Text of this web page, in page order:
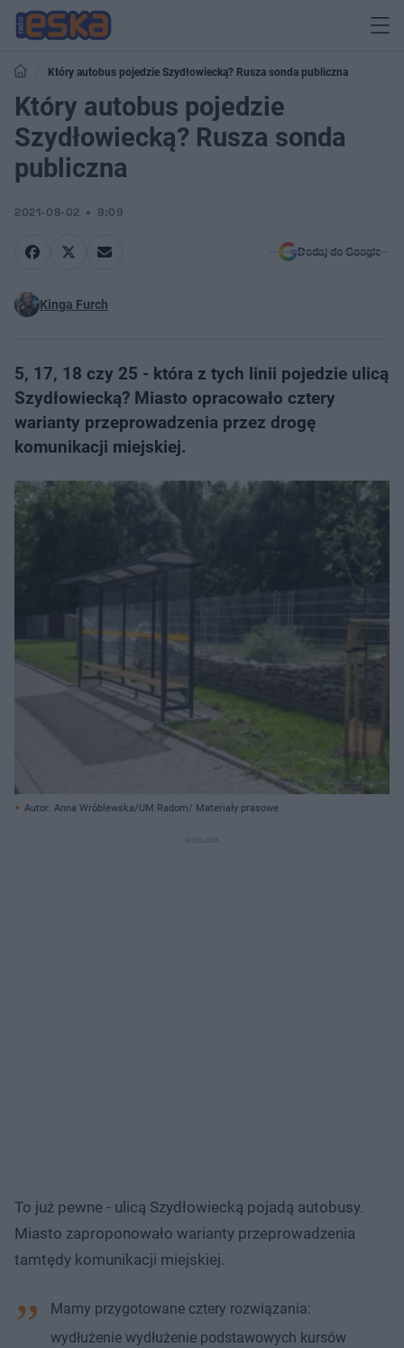
Który autobus pojedzie Szydłowiecką? Rusza sonda publiczna
Który autobus pojedzie
Szydłowiecką? Rusza sonda
publiczna
2021-08-02 9:09
Dodaj do Google
Kinga Furch
5, 17, 18 czy 25 - która z tych linii pojedzie ulicą
Szydłowiecką? Miasto opracowało cztery
warianty przeprowadzenia przez drogę
komunikacji miejskiej.
Autor: Anna Wróblewska/UM Radom/ Materiały prasowe
To już pewne - ulicą Szydłowiecką pojadą autobusy.
Miasto zaproponowało warianty przeprowadzenia
tamtędy komunikacji miejskiej.
Mamy przygotowane cztery rozwiązania:
wydłużenie wydłużenie podstawowych kursów